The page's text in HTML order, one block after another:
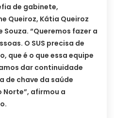
de gabinete,
Queiroz, Kátia Queiroz
“Queremos fazer a
O SUS precisa de
que é o que essa equipe
dar continuidade
de chave da saúde
Norte”, afirmou a